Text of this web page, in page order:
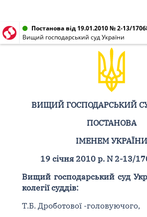
Постанова від 19.01.2010 № 2-13/
Вищий господарський суд України
ВИЩИЙ ГОСПОДАРСЬКИЙ
ПОСТАНОВА
ІМЕНЕМ УКРАЇНИ
19 січня 2010 р. N 2-13/
Вищий господарський суд
колегії суддів:
Т.Б. Дроботової -головуючого,